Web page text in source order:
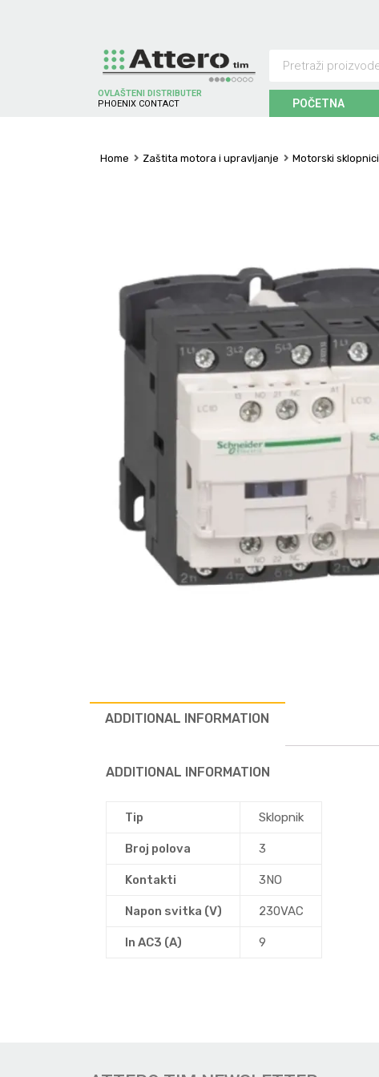
OVLAŠTENI DISTRIBUTER
P H O EN X CO NTACT POČETNA
Home Zaštita motora i upravljanje Motorski sklopnici
ADDITIONAL INFORMATION
ADDITIONAL INFORMATION
Tip Sklopnik
Broj polova 3
Kontakti 3NO
Napon svitka (V) 230VAC
In AC3 (A) 9